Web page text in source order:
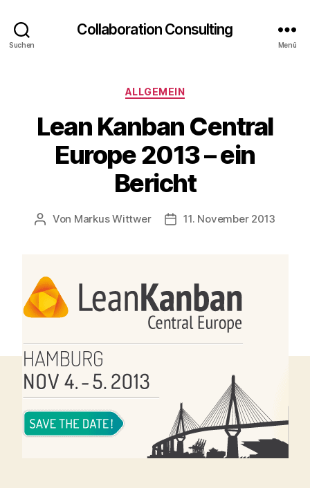
Suchen
Collaboration Consulting
Menü
Kategorien
ALLGEMEIN
Lean Kanban Central
Europe 2013 – ein
Bericht
Beitragsautor
Von Markus Wittwer Veröffentlichungsdatum
11. November 2013